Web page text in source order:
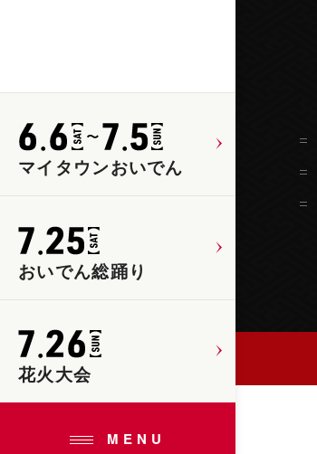
マイタウンおいでん
おいでん総踊り
花火大会
MENU